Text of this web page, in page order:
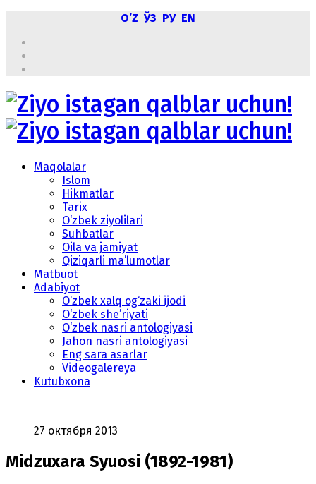
OʼZ ЎЗ РУ EN
Maqolalar
Islom
Hikmatlar
Tarix
O‘zbek ziyolilari
Suhbatlar
Oila va jamiyat
Qiziqarli ma’lumotlar
Matbuot
Adabiyot
O‘zbek xalq og‘zaki ijodi
O‘zbek she’riyati
O‘zbek nasri antologiyasi
Jahon nasri antologiyasi
Eng sara asarlar
Videogalereya
Kutubxona
27 октября 2013
Midzuxara Syuosi (1892-1981)